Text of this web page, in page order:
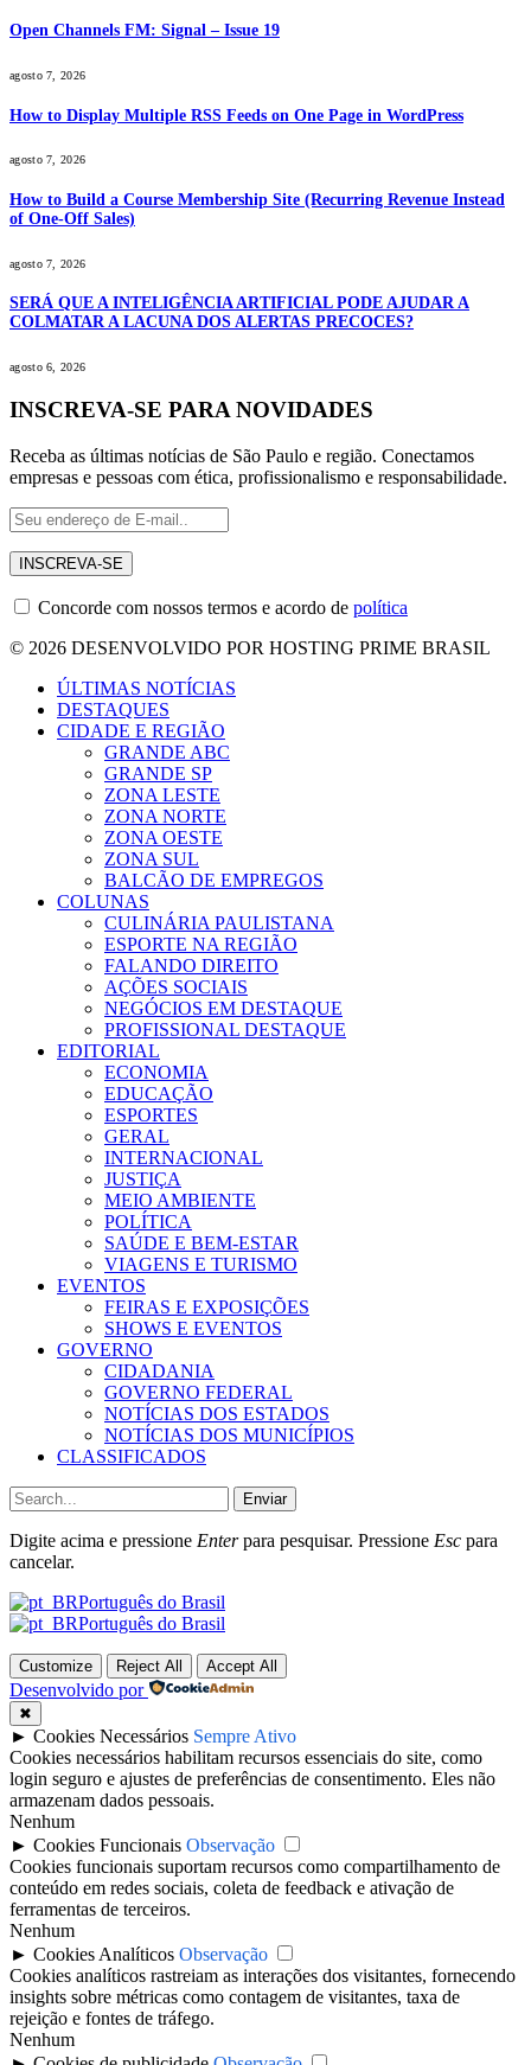
Open Channels FM: Signal – Issue 19
agosto 7, 2026
How to Display Multiple RSS Feeds on One Page in WordPress
agosto 7, 2026
How to Build a Course Membership Site (Recurring Revenue Instead
of One-Off Sales)
agosto 7, 2026
SERÁ QUE A INTELIGÊNCIA ARTIFICIAL PODE AJUDAR A
COLMATAR A LACUNA DOS ALERTAS PRECOCES?
agosto 6, 2026
INSCREVA-SE PARA NOVIDADES
Receba as últimas notícias de São Paulo e região. Conectamos
empresas e pessoas com ética, profissionalismo e responsabilidade.
Concorde com nossos termos e acordo de política
© 2026 DESENVOLVIDO POR HOSTING PRIME BRASIL
ÚLTIMAS NOTÍCIAS
DESTAQUES
CIDADE E REGIÃO
GRANDE ABC
GRANDE SP
ZONA LESTE
ZONA NORTE
ZONA OESTE
ZONA SUL
BALCÃO DE EMPREGOS
COLUNAS
CULINÁRIA PAULISTANA
ESPORTE NA REGIÃO
FALANDO DIREITO
AÇÕES SOCIAIS
NEGÓCIOS EM DESTAQUE
PROFISSIONAL DESTAQUE
EDITORIAL
ECONOMIA
EDUCAÇÃO
ESPORTES
GERAL
INTERNACIONAL
JUSTIÇA
MEIO AMBIENTE
POLÍTICA
SAÚDE E BEM-ESTAR
VIAGENS E TURISMO
EVENTOS
FEIRAS E EXPOSIÇÕES
SHOWS E EVENTOS
GOVERNO
CIDADANIA
GOVERNO FEDERAL
NOTÍCIAS DOS ESTADOS
NOTÍCIAS DOS MUNICÍPIOS
CLASSIFICADOS
Enviar
Digite acima e pressione Enterpara pesquisar. Pressione Esc para
cancelar.
Português do Brasil
Português do Brasil
Customize Reject All Accept All
Desenvolvido por
✖
► Cookies Necessários Sempre Ativo
Cookies necessários habilitam recursos essenciais do site, como
login seguro e ajustes de preferências de consentimento. Eles não
armazenam dados pessoais.
Nenhum
► Cookies Funcionais Observação
Cookies funcionais suportam recursos como compartilhamento de
conteúdo em redes sociais, coleta de feedback e ativação de
ferramentas de terceiros.
Nenhum
► Cookies Analíticos Observação
Cookies analíticos rastreiam as interações dos visitantes, fornecendo
insights sobre métricas como contagem de visitantes, taxa de
rejeição e fontes de tráfego.
Nenhum